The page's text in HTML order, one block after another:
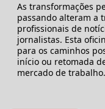
As transformações
passando alteram a
profissionais de
jornalistas. Esta
para os caminhos
início ou retomada
mercado de trabalho.